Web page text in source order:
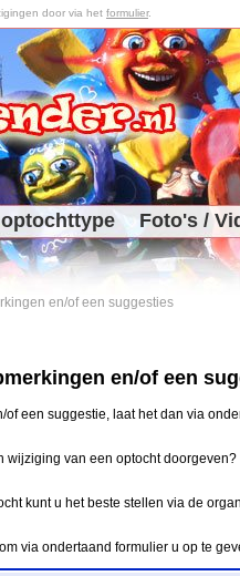
door via het formulier.
Foto's /
en/of een suggesties
en/of een
of een suggestie, laat het dan via
wijziging van een optocht doorgeven?
kunt u het beste stellen via de
via ondertaand formulier u op te